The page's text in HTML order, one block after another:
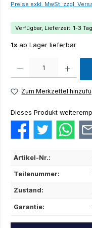
Preise exkl. MwSt. zzgl.
Verfügbar, Lieferzeit: 1-3
1x ab Lager lieferbar
Zum Merkzettel
Dieses Produkt
Artikel-Nr.:
Teilenummer:
Zustand:
Garantie: